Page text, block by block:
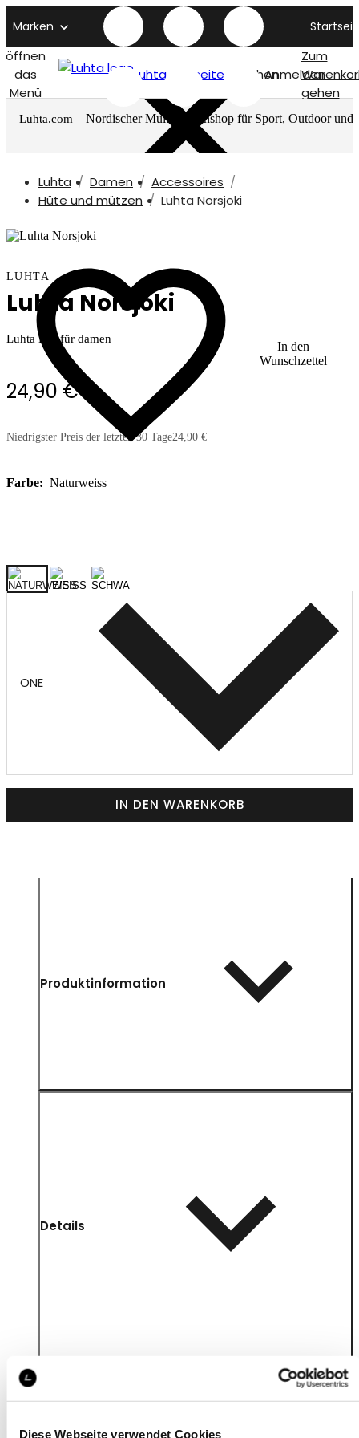
Diese Webseite verwendet Cookies
Marken
öffnen
das
Menü
Luhta titelseite SuchenAnmelden
Zum
gehen
Luhta.com – Nordischer Multimarkenshop für Sport, Outdoor und
Luhta Damen
Accessoires
Hüte und mützen
Luhta Norsjoki
In den
Wunschzettel
LUHTA
Luhta Norsjoki
Luhta Hut für damen
24,90 €
Niedrigster Preis der letzten 30 Tage24,90 €
Farbe: Naturweiss
ONE
IN DEN WARENKORB
Produktinformation
Details